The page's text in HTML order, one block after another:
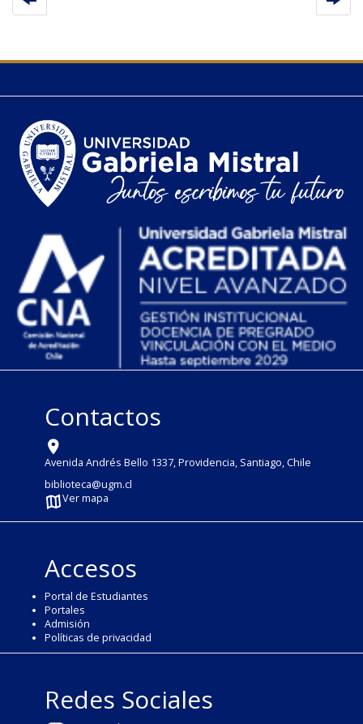
Contactos
Avenida Andrés Bello 1337, Providencia, Santiago, Chile
biblioteca@ugm.cl
Ver mapa
Accesos
Portal de Estudiantes
Portales
Admisión
Políticas de privacidad
Redes Sociales